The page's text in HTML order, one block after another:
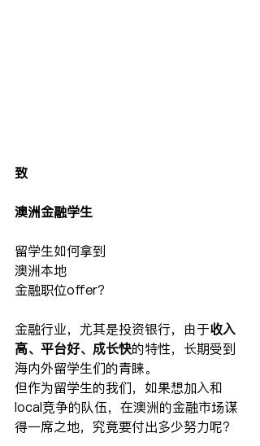
致
澳洲金融学生
留学生如何拿到
澳洲本地
金融职位offer？
金融行业，尤其是投资银行，由于收入
高、平台好、成长快的特性，长期受到
海内外留学生们的青睐。
但作为留学生的我们，如果想加入和
local竞争的队伍，在澳洲的金融市场谋
得一席之地，究竟要付出多少努力呢？